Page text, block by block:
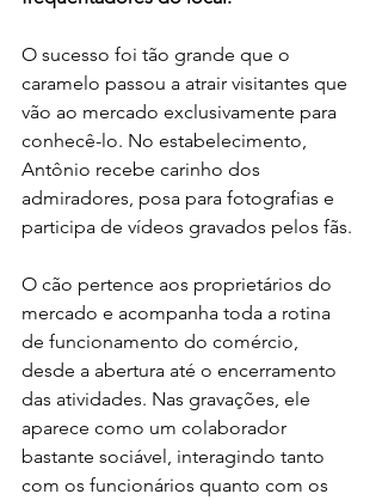
O sucesso foi tão grande que o
caramelo passou a atrair visitantes que
vão ao mercado exclusivamente para
conhecê-lo. No estabelecimento,
Antônio recebe carinho dos
admiradores, posa para fotografias e
participa de vídeos gravados pelos fãs.
O cão pertence aos proprietários do
mercado e acompanha toda a rotina
de funcionamento do comércio,
desde a abertura até o encerramento
das atividades. Nas gravações, ele
aparece como um colaborador
bastante sociável, interagindo tanto
com os funcionários quanto com os